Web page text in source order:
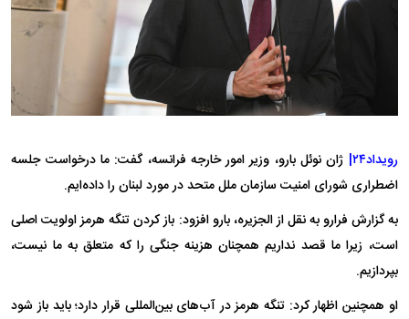
رویداد۲۴|
ژان نوئل بارو، وزیر امور خارجه فرانسه، گفت: ما درخواست جلسه
اضطراری شورای امنیت سازمان ملل متحد در مورد لبنان را داده‌ایم.
به گزارش فرارو به نقل از الجزیره، بارو افزود: باز کردن تنگه هرمز اولویت اصلی
است، زیرا ما قصد نداریم همچنان هزینه جنگی را که متعلق به ما نیست،
بپردازیم.
او همچنین اظهار کرد: تنگه هرمز در آب‌های بین‌المللی قرار دارد؛ باید باز شود